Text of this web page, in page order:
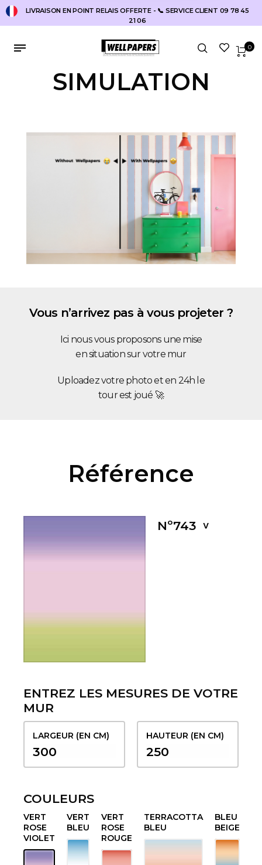
LIVRAISON EN POINT RELAIS OFFERTE - 📞 SERVICE CLIENT 09 78 45
21 06
0
SIMULATION
Vous n’arrivez pas à vous projeter ?
Ici nous vous proposons une mise
en situation sur votre mur
Uploadez votre photo et en 24h le
tour est joué 🚀
Référence
Nº743
ENTREZ LES MESURES DE VOTRE
MUR
LARGEUR (EN CM) HAUTEUR (EN CM)
COULEURS
VERT
ROSE
VIOLET
VERT
BLEU
VERT
ROSE
ROUGE
TERRACOTTA
BLEU
BLEU
BEIGE